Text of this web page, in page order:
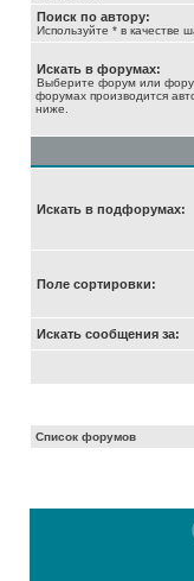
Поиск по автору:
Используйте * в качестве
Искать в форумах:
Выберите форум или
форумах производится
ниже.
Искать в подфорумах:
Поле сортировки:
Искать сообщения за:
Список форумов